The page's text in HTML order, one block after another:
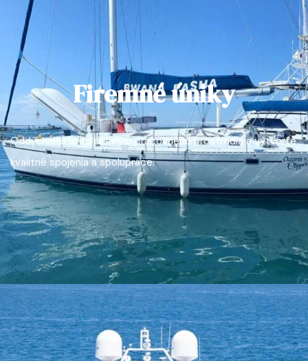
Firemné úniky
Oddýchnite si od rušného pracovného prostredia a vytvorte
kvalitné spojenia a spolupráce.